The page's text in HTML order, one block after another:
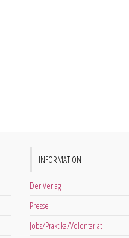
INFORMATION
Der Verlag
Presse
Jobs/Praktika/Volontariat